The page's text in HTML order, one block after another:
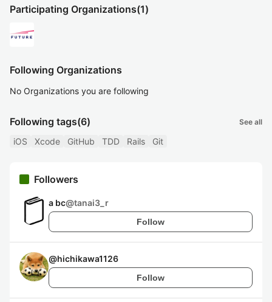
Participating Organizations(1)
Following Organizations
No Organizations you are following
Following tags(6) See all
iOS Xcode GitHub TDD Rails Git
Followers
a bc@tanai3_r
Follow
@hichikawa1126
Follow